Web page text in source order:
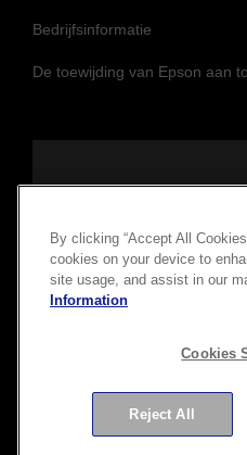
Bedrijfsinformatie
De toewijding van Epson aan
Copyright © 2026 Seiko
By clicking “Accept All
cookies on your device to
site usage, and assist in our
Information
Cookies
Reject All